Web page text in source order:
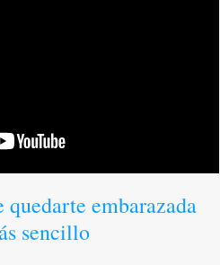
quedarte embarazada
sencillo